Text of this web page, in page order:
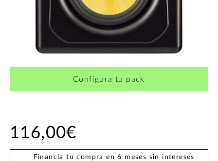
¿Quieres crearte tu propio pack?
Configura tu pack
116,00€
Financia tu compra en 6 meses sin intereses